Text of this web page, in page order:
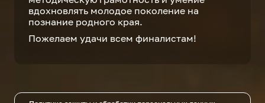
вдохновлять молодое поколение на
познание родного края.
Пожелаем удачи всем финалистам!